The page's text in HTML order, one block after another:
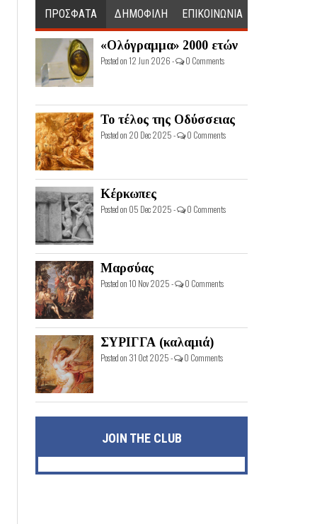
ΠΡΟΣΦΑΤΑ ΔΗΜΟΦΙΛΗ ΕΠΙΚΟΙΝΩΝΙΑ
«Ολόγραμμα» 2000 ετών
Posted on 12 Jun 2026 - 0 Comments
Το τέλος της Οδύσσειας
Posted on 20 Dec 2025 - 0 Comments
Κέρκωπες
Posted on 05 Dec 2025 - 0 Comments
Μαρσύας
Posted on 10 Nov 2025 - 0 Comments
ΣΥΡΙΓΓΑ (καλαμιά)
Posted on 31 Oct 2025 - 0 Comments
JOIN THE CLUB